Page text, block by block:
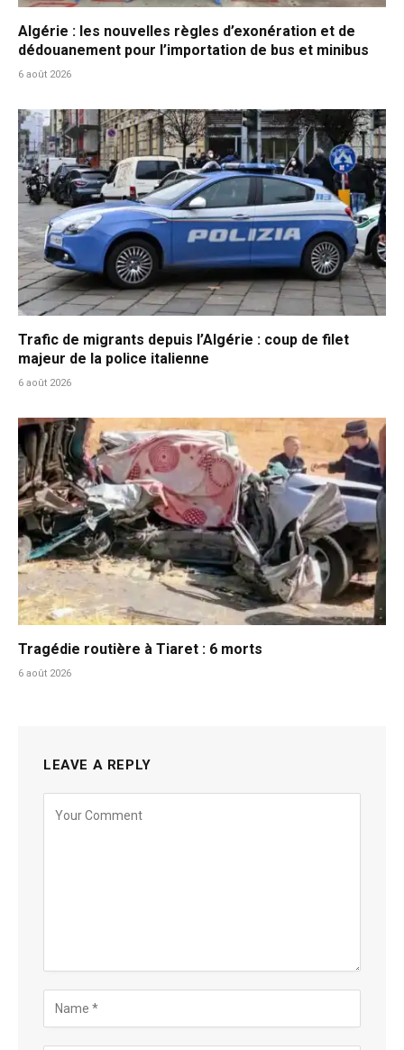
Algérie : les nouvelles règles d’exonération et de
dédouanement pour l’importation de bus et minibus
6 août 2026
Trafic de migrants depuis l’Algérie : coup de filet
majeur de la police italienne
6 août 2026
Tragédie routière à Tiaret : 6 morts
6 août 2026
LEAVE A REPLY